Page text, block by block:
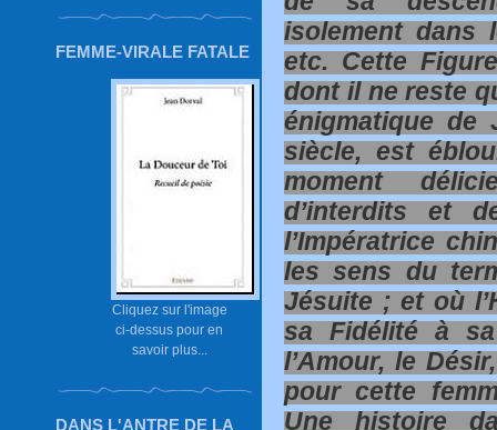
FEMME-VIRALE FATALE
Cliquez sur l'image
ci-dessus pour en
savoir plus...
DANS L'ANTRE DE LA
isolement dans
etc. Cette
dont il ne reste
énigmatique de
siècle, est
moment
d’interdits et
l’Impératrice
les sens du
Jésuite ; et où
sa Fidélité à
l’Amour, le
pour cette
Une histoire